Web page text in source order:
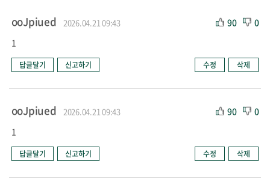
ooJpiued 2026.04.21 09:43 90
0
1
답글달기 신고하기 수정 삭제
ooJpiued 2026.04.21 09:43 90
0
1
답글달기 신고하기 수정 삭제